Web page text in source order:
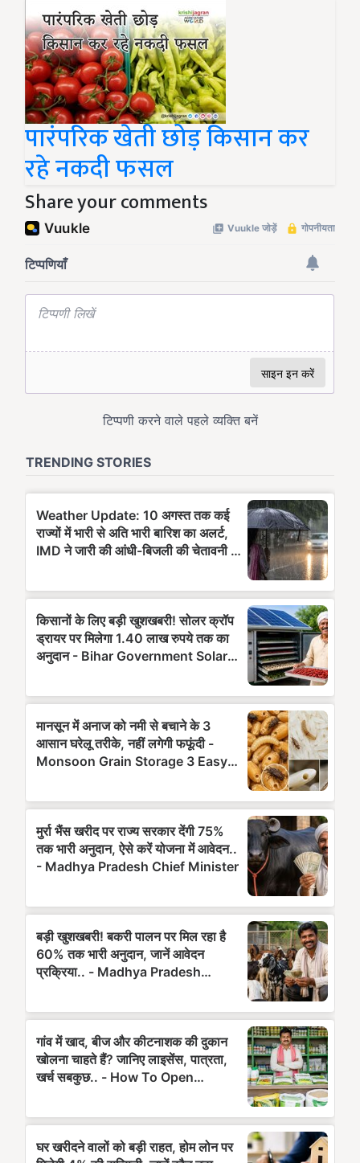
पारंपरिक खेती छोड़ किसान कर
रहे नकदी फसल
Share your comments